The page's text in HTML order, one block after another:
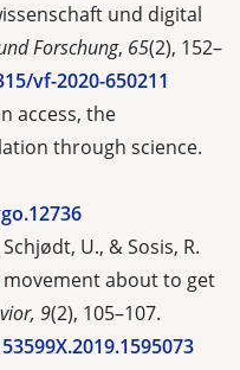
und digital
Forschung, 65(2), 152–
vf-2020-650211
access, the
through science.
U., & Sosis, R.
movement about to get
, 9(2), 105–107.